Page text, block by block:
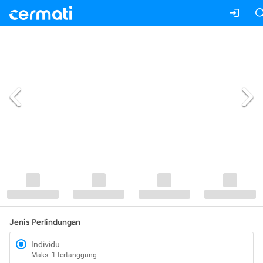
Jenis Perlindungan
Individu
Maks. 1 tertanggung